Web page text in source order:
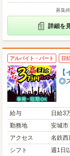
募集
詳細を
アルバイト・パート 日
◎
給与
日給3
勤務地
安城市
アクセス
名鉄西
シフト
週1日